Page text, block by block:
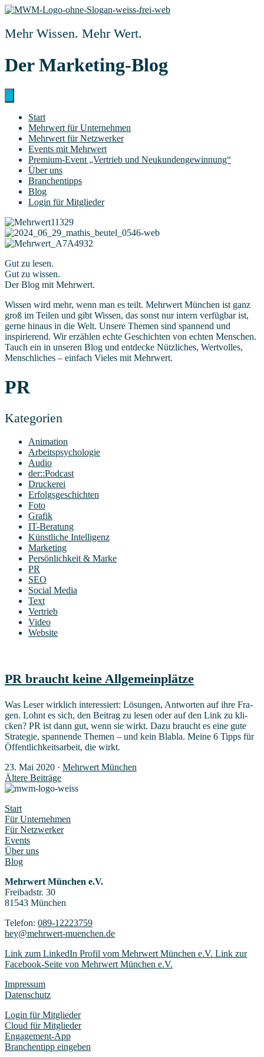
Zum
springen
Mehr Wissen. Mehr Wert.
Der Marketing-Blog
Start
Mehr­wert für Unternehmen
Mehr­wert für Netzwerker
Events mit Mehrwert
Pre­­mi­um-Event „Ver­trieb und Neukundengewinnung“
Über uns
Bran­chen­tipps
Blog
Log­in für Mitglieder
Gut zu lesen.
Gut zu wissen.
Der Blog mit Mehrwert.
Wissen wird mehr, wenn man es teilt. Mehrwert München ist ganz
groß im Teilen und gibt Wissen, das sonst nur intern verfügbar ist,
gerne hinaus in die Welt. Unsere Themen sind spannend und
inspirierend. Wir erzählen echte Geschichten von echten Menschen.
Tauch ein in unseren Blog und entdecke Nützliches, Wertvolles,
Menschliches – einfach Vieles mit Mehrwert.
PR
Kate­go­rien
Animation
Arbeitspsychologie
Audio
der::Podcast
Druckerei
Erfolgsgeschichten
Foto
Grafik
IT-Beratung
Künstliche Intelligenz
Marketing
Persönlichkeit & Marke
PR
SEO
Social Media
Text
Vertrieb
Video
Website
PR braucht kei­ne Allgemeinplätze
Was Leser wirk­lich inter­es­siert: Lösun­gen, Ant­wor­ten auf ihre Fra­
gen. Lohnt es sich, den Bei­trag zu lesen oder auf den Link zu kli­
cken? PR ist dann gut, wenn sie wirkt. Dazu braucht es eine gute
Stra­te­gie, span­nen­de The­men – und kein Bla­bla. Mei­ne 6 Tipps für
Öffent­lich­keits­ar­beit, die wirkt.
23. Mai 2020 · Mehrwert München
Ältere Beiträge
Start
Für Unternehmen
Für Netzwerker
Events
Über uns
Blog
Mehrwert München e.V.
Freibadstr. 30
81543 München
Telefon: 089-12223759
hey@mehrwert-muenchen.de
Link zum LinkedIn Profil vom Mehrwert München e.V. Link zur
Facebook-Seite von Mehrwert München e.V.
Impressum
Datenschutz
Login für Mitglieder
Cloud für Mitglieder
Engagement-App
Branchentipp eingeben